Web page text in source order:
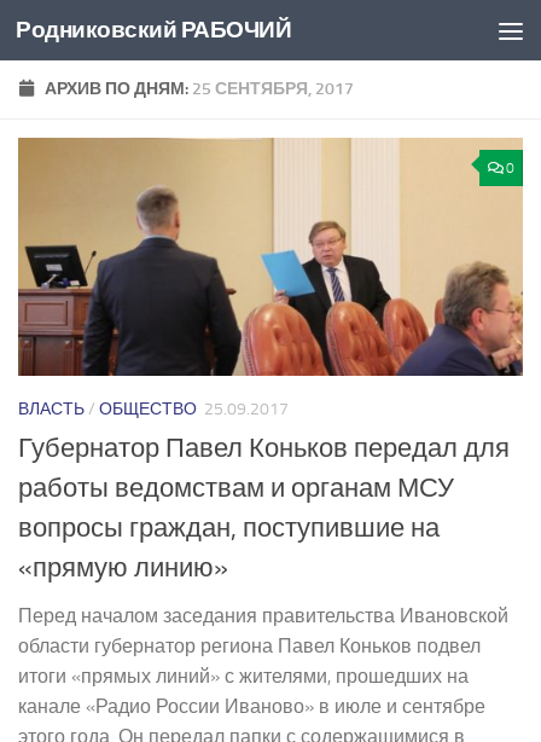
Перейти к содержимому
Родниковский РАБОЧИЙ
АРХИВ ПО ДНЯМ: 25 СЕНТЯБРЯ, 2017
0
ВЛАСТЬ/ ОБЩЕСТВО 25.09.2017
Губернатор Павел Коньков передал для
работы ведомствам и органам МСУ
вопросы граждан, поступившие на
«прямую линию»
Перед началом заседания правительства Ивановской
области губернатор региона Павел Коньков подвел
итоги «прямых линий» с жителями, прошедших на
канале «Радио России Иваново» в июле и сентябре
этого года. Он передал папки с содержащимися в...